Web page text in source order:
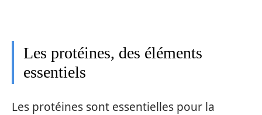
Les protéines, des éléments
essentiels
Les protéines sont essentielles pour la